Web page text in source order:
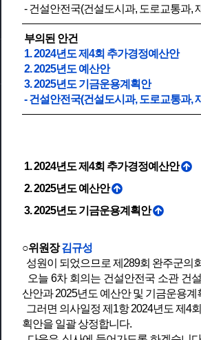
- 건설안전국(건설도시과, 도로교통과,
부의된 안건
1. 2024년도 제4회 추가경정예산안
2. 2025년도 예산안
3. 2025년도 기금운용계획안
- 건설안전국(건설도시과, 도로교통과,
1. 2024년도 제4회 추가경정예산안
2. 2025년도 예산안
3. 2025년도 기금운용계획안
○위원장김규성
성원이 되었으므로 제289회 완주군의
오늘 6차 회의는 건설안전국 소관 건
산안과 2025년도 예산안 및 기금운용
그러면 의사일정 제1항 2024년도 제4
획안을 일괄 상정합니다.